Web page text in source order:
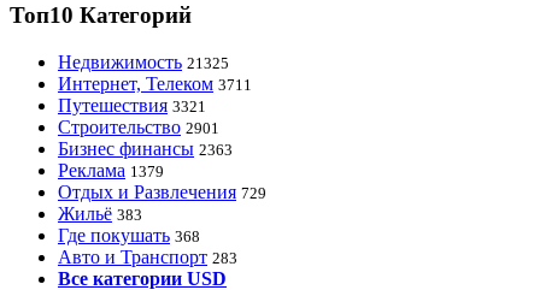
Топ10 Категорий
Недвижимость 21325
Интернет, Телеком 3711
Путешествия 3321
Строительство 2901
Бизнес финансы 2363
Реклама 1379
Отдых и Развлечения 729
Жильё 383
Где покушать 368
Авто и Транспорт 283
Все категории USD